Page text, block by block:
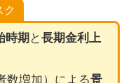
ク
時期 と長期金利上
数増加）による景